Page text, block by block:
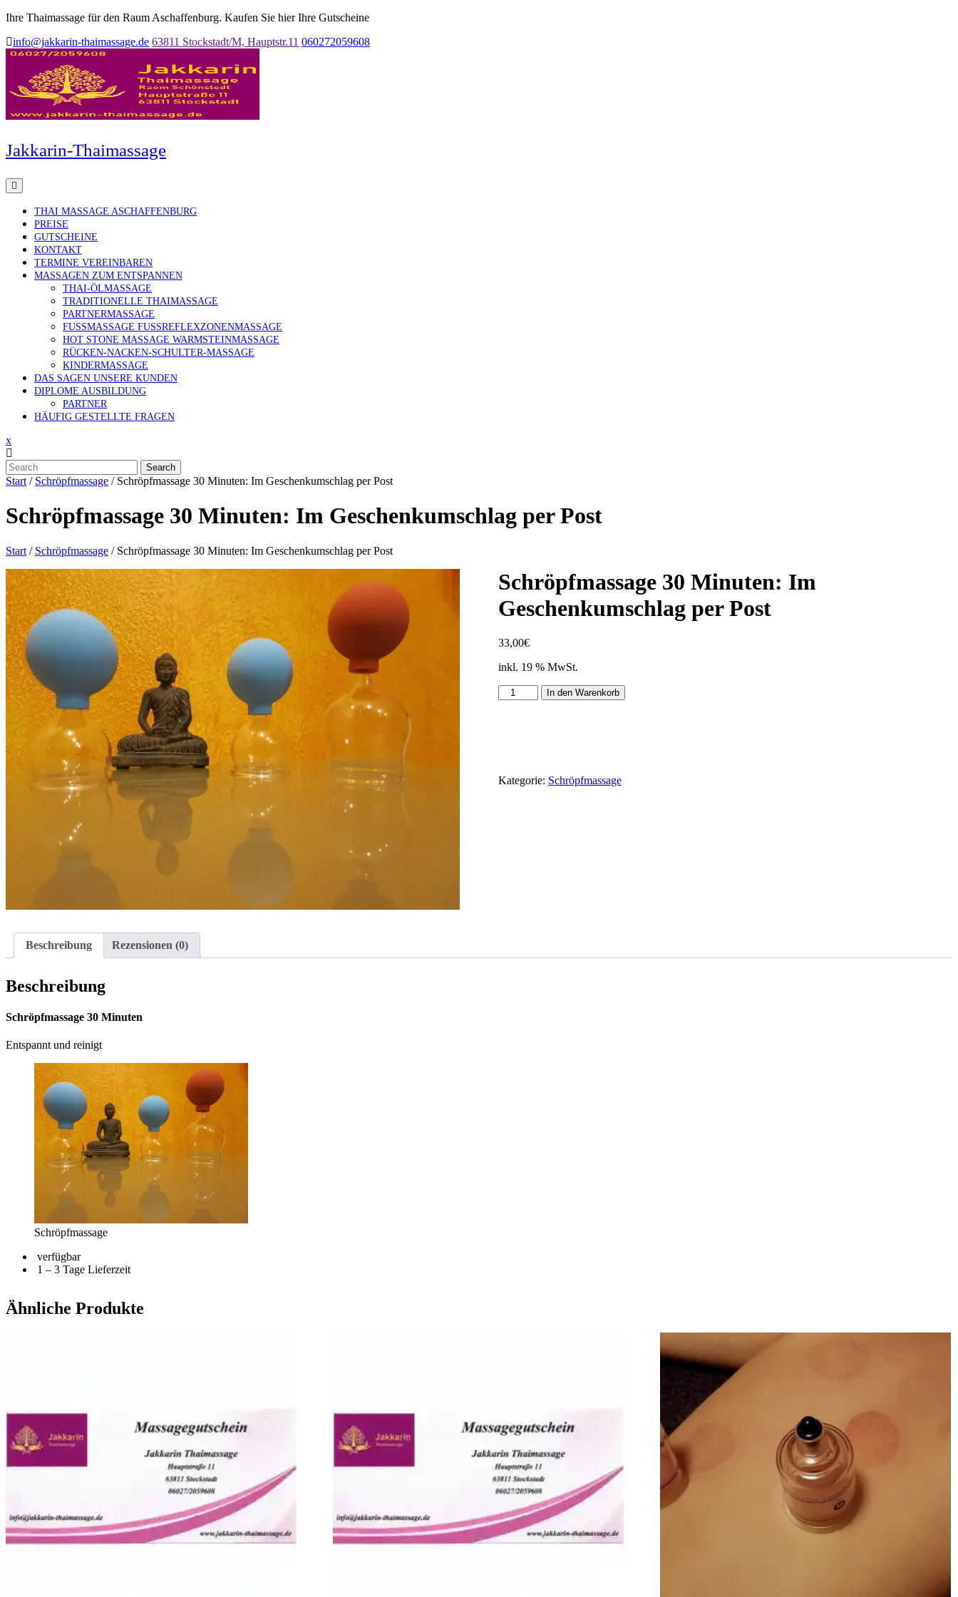
Ihre Thaimassage für den Raum Aschaffenburg. Kaufen Sie hier Ihre Gutscheine
info@jakkarin-thaimassage.de 63811 Stockstadt/M, Hauptstr.11 060272059608
Jakkarin-Thaimassage
THAI MASSAGE ASCHAFFENBURG
PREISE
GUTSCHEINE
KONTAKT
TERMINE VEREINBAREN
MASSAGEN ZUM ENTSPANNEN
THAI-ÖLMASSAGE
TRADITIONELLE THAIMASSAGE
PARTNERMASSAGE
FUSSMASSAGE FUSSREFLEXZONENMASSAGE
HOT STONE MASSAGE WARMSTEINMASSAGE
RÜCKEN-NACKEN-SCHULTER-MASSAGE
KINDERMASSAGE
DAS SAGEN UNSERE KUNDEN
DIPLOME AUSBILDUNG
PARTNER
HÄUFIG GESTELLTE FRAGEN
x
Search
Start / Schröpfmassage / Schröpfmassage 30 Minuten: Im Geschenkumschlag per Post
Schröpfmassage 30 Minuten: Im Geschenkumschlag per Post
Start / Schröpfmassage / Schröpfmassage 30 Minuten: Im Geschenkumschlag per Post
Schröpfmassage 30 Minuten: Im
Geschenkumschlag per Post
33,00€
inkl. 19 % MwSt.
In den Warenkorb
Kategorie: Schröpfmassage
Beschreibung Rezensionen (0)
Beschreibung
Schröpfmassage 30 Minuten
Entspannt und reinigt
Schröpfmassage
verfügbar
1 – 3 Tage Lieferzeit
Ähnliche Produkte